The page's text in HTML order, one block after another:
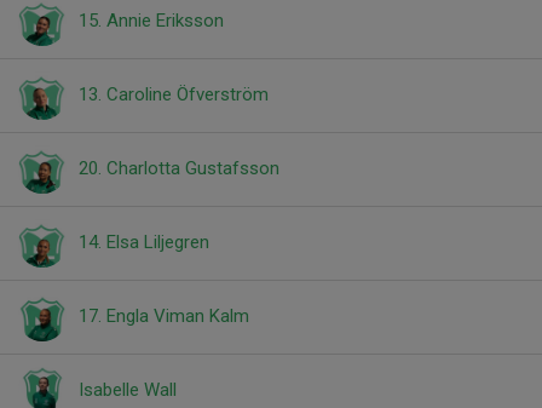
15. Annie Eriksson
13. Caroline Öfverström
20. Charlotta Gustafsson
14. Elsa Liljegren
17. Engla Viman Kalm
Isabelle Wall